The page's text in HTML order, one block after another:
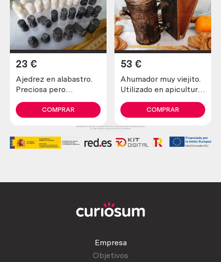
Ajedrez en alabastro.
Preciosa pero
estado.
23 €
COMPRAR
Ahumador muy viejito.
Utilizado en apicultura
abejas
53 €
COMPRAR
Empresa
Objetivos